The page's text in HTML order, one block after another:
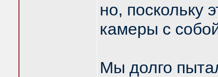
но, поскольку
камеры с
Мы долго